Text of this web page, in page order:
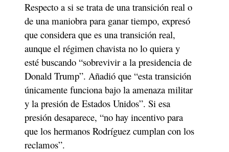
Respecto a si se trata de una transición real o
de una maniobra para ganar tiempo, expresó
que considera que es una transición real,
aunque el régimen chavista no lo quiera y
esté buscando “sobrevivir a la presidencia de
Donald Trump”. Añadió que “esta transición
únicamente funciona bajo la amenaza militar
y la presión de Estados Unidos”. Si esa
presión desaparece, “no hay incentivo para
que los hermanos Rodríguez cumplan con los
reclamos”.